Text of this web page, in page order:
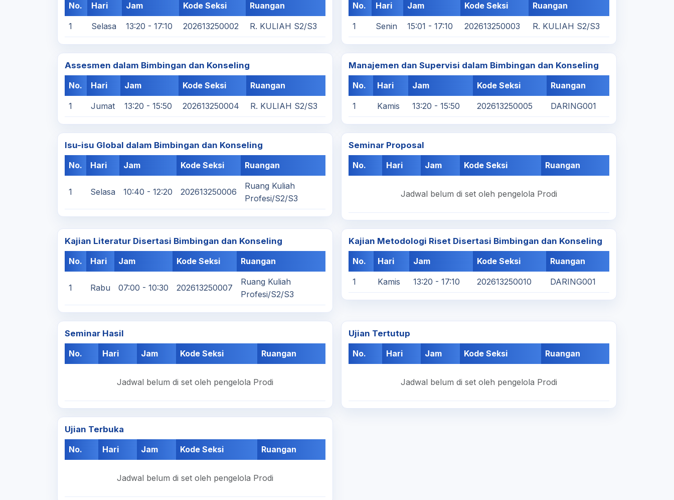
No.
Hari Jam Kode Seksi Ruangan
1 Selasa 13:20 - 17:10 202613250002 R. KULIAH S2/S3
No.
Hari Jam Kode Seksi Ruangan
1 Senin 15:01 - 17:10 202613250003 R. KULIAH S2/S3
Assesmen dalam Bimbingan dan Konseling
No.
Hari Jam Kode Seksi Ruangan
1 Jumat 13:20 - 15:50 202613250004 R. KULIAH S2/S3
Manajemen dan Supervisi dalam Bimbingan dan Konseling
No.
Hari Jam Kode Seksi Ruangan
1 Kamis 13:20 - 15:50 202613250005 DARING001
Isu-isu Global dalam Bimbingan dan Konseling
No.
Hari Jam Kode Seksi Ruangan
1 Selasa 10:40 - 12:20 202613250006
Ruang Kuliah
Profesi/S2/S3
Seminar Proposal
No.
Hari Jam Kode Seksi Ruangan
Jadwal belum di set oleh pengelola Prodi
Kajian Literatur Disertasi Bimbingan dan Konseling
No.
Hari Jam Kode Seksi Ruangan
1 Rabu 07:00 - 10:30 202613250007
Ruang Kuliah
Profesi/S2/S3
Kajian Metodologi Riset Disertasi Bimbingan dan Konseling
No.
Hari Jam Kode Seksi Ruangan
1 Kamis 13:20 - 17:10 202613250010 DARING001
Seminar Hasil
No.
Hari Jam Kode Seksi Ruangan
Jadwal belum di set oleh pengelola Prodi
Ujian Tertutup
No.
Hari Jam Kode Seksi Ruangan
Jadwal belum di set oleh pengelola Prodi
Ujian Terbuka
No.
Hari Jam Kode Seksi Ruangan
Jadwal belum di set oleh pengelola Prodi